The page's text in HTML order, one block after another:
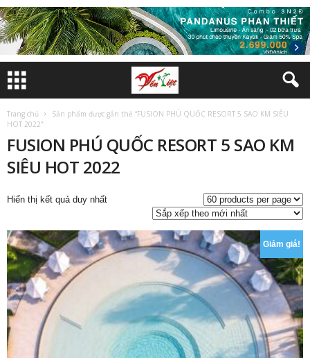
Trang chủ
Sản phẩm được gắn thẻ “FUSION PHÚ QUỐC RESORT 5 SAO KM SIÊU
HOT 2022”
FUSION PHÚ QUỐC RESORT 5 SAO KM
SIÊU HOT 2022
Hiển thị kết quả duy nhất
Giảm giá!